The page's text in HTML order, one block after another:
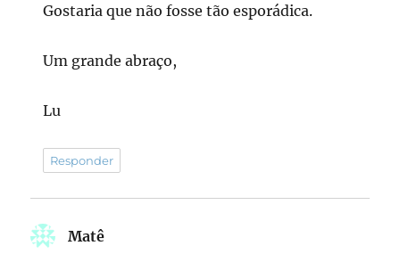
Gostaria que não fosse tão esporádica.
Um grande abraço,
Lu
Responder
Matê